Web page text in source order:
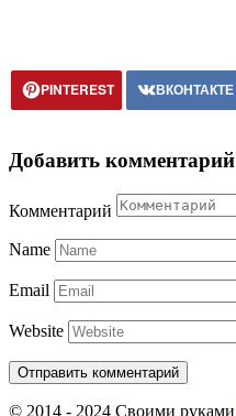
PINTEREST ВКОНТАКТЕ
Добавить комментарий
Комментарий
Name
Email
Website
© 2014 - 2024 Своими руками